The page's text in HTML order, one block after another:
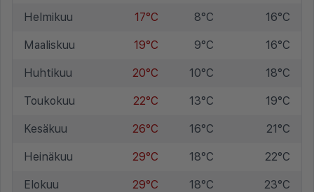
Helmikuu 17°C 8°C 16°C
Maaliskuu 19°C 9°C 16°C
Huhtikuu 20°C 10°C 18°C
Toukokuu 22°C 13°C 19°C
Kesäkuu 26°C 16°C 21°C
Heinäkuu 29°C 18°C 22°C
Elokuu 29°C 18°C 23°C